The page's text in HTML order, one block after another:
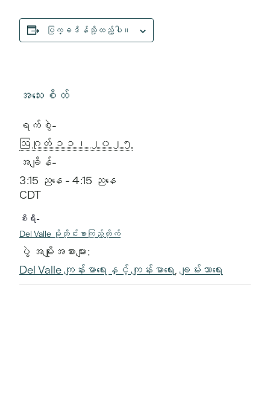
ပြက္ခဒိန်သို့ထည့်ပါ။
အသေးစိတ်
ရက်စွဲ-
ဩဂုတ် ၁၁၊ ၂၀၂၅
အချိန်-
3:15 ညနေ - 4:15 ညနေ
CDT
စီးရီး-
Del Valle မိုဘိုင်းစာကြည့်တိုက်
ပွဲ အမျိုးအစားများ:
Del Valle ကျန်းမာရေးနှင့် ကျန်းမာရေး, ချမ်းသာရေး